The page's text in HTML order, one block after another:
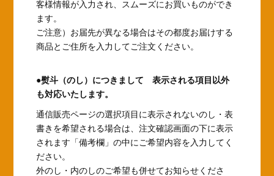
客様情報が入力され、スムーズにお買いものができ
ます。
ご注意）お届先が異なる場合はその都度お届けする
商品とご住所を入力してご注文ください。
●熨斗（のし）につきまして 表示される項目以外
も対応いたします。
通信販売ページの選択項目に表示されないのし・表
書きを希望される場合は、注文確認画面の下に表示
されます「備考欄」の中にご希望内容を入力してく
ださい。
外のし・内のしのご希望も併せてお知らせくださ